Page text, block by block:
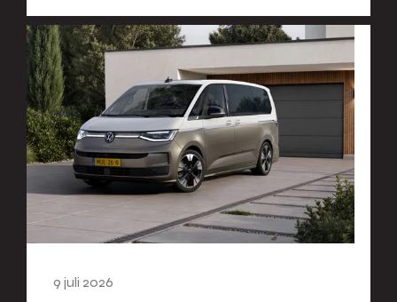
9 juli 2026